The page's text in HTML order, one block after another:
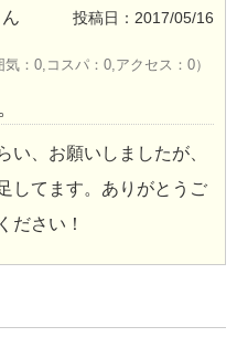
投稿日：2017/05/16
：0,コスパ：0,アクセス：0）
い、お願いしましたが、
してます。ありがとうご
ださい！